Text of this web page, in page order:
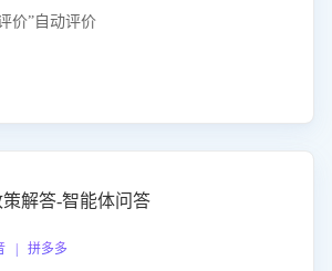
价”自动评价
策解答-智能体问答
| 拼多多